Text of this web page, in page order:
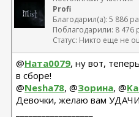
Profi
Благодарил(а): 5 886
Поблагодарили: 8 476
Статус: Никто еще не
@Ната0079, ну вот,
в сборе!
@Nesha78, @Зорина, @
Девочки, желаю вам